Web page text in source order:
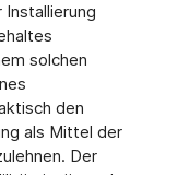
solchen
den
als Mittel der
Der